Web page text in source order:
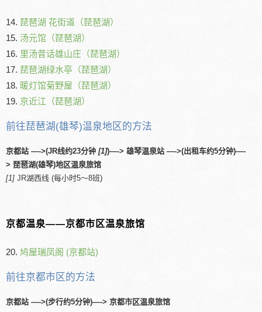
14. 琵琶湖 花街道（琵琶湖）
15. 汤元馆（琵琶湖）
16. 里汤昔话雄山庄（琵琶湖）
17. 琵琶湖绿水亭（琵琶湖）
18. 暖灯馆菊野屋（琵琶湖）
19. 京近江（琵琶湖）
前往琵琶湖(雄琴)温泉地区的方法
京都站 —->(JR线约23分钟 [1])—-> 雄琴温泉站 —->(出租车约5分钟)—-
> 琵琶湖(雄琴)地区温泉旅馆
[1] JR湖西线 (每小时5～8班)
京都温泉――京都市区温泉旅馆
20. 鸠屋瑞凤阁 (京都站)
前往京都市区的方法
京都站 —->(步行约5分钟)—-> 京都市区温泉旅馆